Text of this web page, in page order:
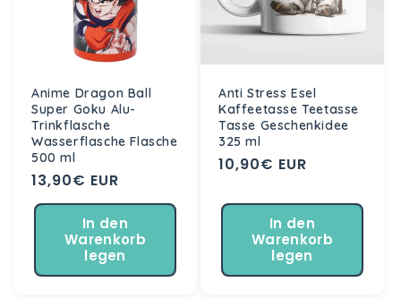
Anime Dragon Ball
Super Goku Alu-
Trinkflasche
Wasserflasche Flasche
500 ml
Normaler
Preis
13,90€ EUR
In den
Warenkorb
legen
Anti Stress Esel
Kaffeetasse Teetasse
Tasse Geschenkidee
325 ml
Normaler
10,90€ EUR
In den
Warenkorb
legen